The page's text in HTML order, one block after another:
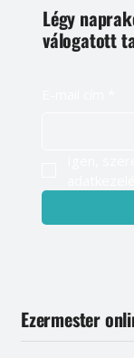
Légy
válogatott
Ezermester